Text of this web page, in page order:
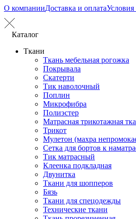
О компанииДоставка и оплатаУсловия
Каталог
Ткани
Ткань мебельная рогожка
Покрывала
Скатерти
Тик наволочный
Поплин
Микрофибра
Полиэстер
Матрасная трикотажная
Трикот
Мулетон (махра
Сетка для бортов к
Тик матрасный
Клеенка подкладная
Двунитка
Ткани для шопперов
Бязь
Ткани для спецодежды
Технические ткани